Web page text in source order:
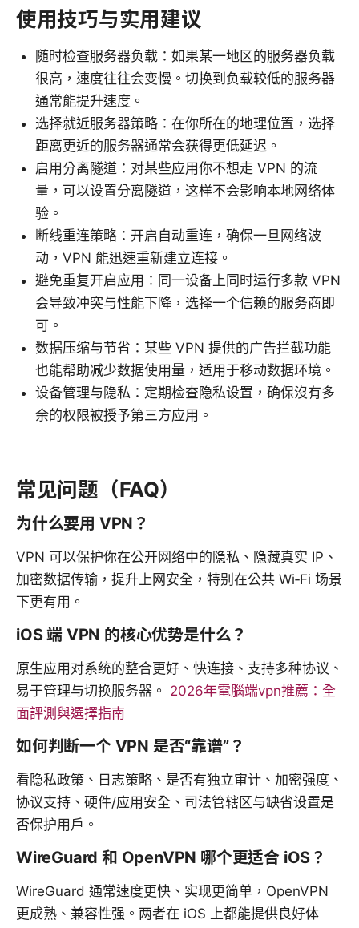
使用技巧与实用建议
随时检查服务器负载：如果某一地区的服务器负载
很高，速度往往会变慢。切换到负载较低的服务器
通常能提升速度。
选择就近服务器策略：在你所在的地理位置，选择
距离更近的服务器通常会获得更低延迟。
启用分离隧道：对某些应用你不想走 VPN 的流
量，可以设置分离隧道，这样不会影响本地网络体
验。
断线重连策略：开启自动重连，确保一旦网络波
动，VPN 能迅速重新建立连接。
避免重复开启应用：同一设备上同时运行多款 VPN
会导致冲突与性能下降，选择一个信赖的服务商即
可。
数据压缩与节省：某些 VPN 提供的广告拦截功能
也能帮助减少数据使用量，适用于移动数据环境。
设备管理与隐私：定期检查隐私设置，确保沒有多
余的权限被授予第三方应用。
常见问题（FAQ）
为什么要用 VPN？
VPN 可以保护你在公开网络中的隐私、隐藏真实 IP、
加密数据传输，提升上网安全，特别在公共 Wi‑Fi 场景
下更有用。
iOS 端 VPN 的核心优势是什么？
原生应用对系统的整合更好、快连接、支持多种协议、
易于管理与切换服务器。 2026年電腦端vpn推薦：全
面評測與選擇指南
如何判断一个 VPN 是否“靠谱”？
看隐私政策、日志策略、是否有独立审计、加密强度、
协议支持、硬件/应用安全、司法管辖区与缺省设置是
否保护用户。
WireGuard 和 OpenVPN 哪个更适合 iOS？
WireGuard 通常速度更快、实现更简单，OpenVPN
更成熟、兼容性强。两者在 iOS 上都能提供良好体